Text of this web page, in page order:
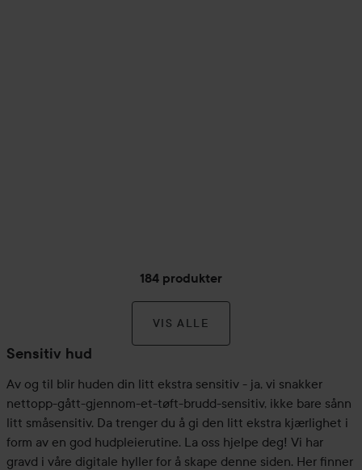
184 produkter
VIS ALLE
Sensitiv hud
Av og til blir huden din litt ekstra sensitiv - ja, vi snakker
nettopp-gått-gjennom-et-tøft-brudd-sensitiv, ikke bare sånn
litt småsensitiv. Da trenger du å gi den litt ekstra kjærlighet i
form av en god hudpleierutine. La oss hjelpe deg! Vi har
gravd i våre digitale hyller for å skape denne siden. Her finner